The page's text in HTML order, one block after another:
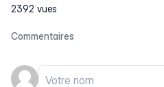
2392 vues
Commentaires
Votre nom